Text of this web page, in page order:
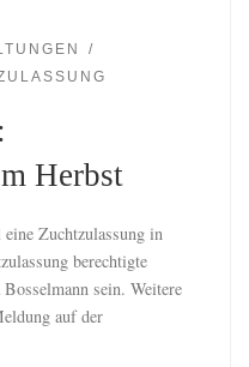
Herbst
Zuchtzulassung in
berechtigte
sein. Weitere
auf der